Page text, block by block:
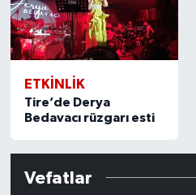
ETKİNLİK
Tire’de Derya
Bedavacı rüzgarı esti
Vefatlar